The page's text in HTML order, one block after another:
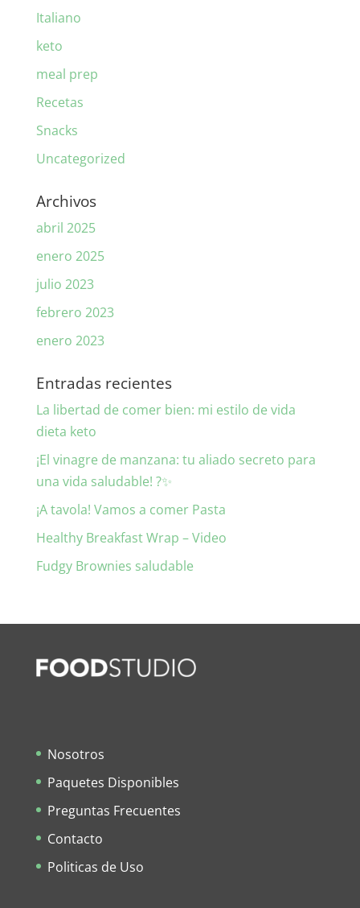
Italiano
keto
meal prep
Recetas
Snacks
Uncategorized
Archivos
abril 2025
enero 2025
julio 2023
febrero 2023
enero 2023
Entradas recientes
La libertad de comer bien: mi estilo de vida
dieta keto
¡El vinagre de manzana: tu aliado secreto para
una vida saludable! ?✨
¡A tavola! Vamos a comer Pasta
Healthy Breakfast Wrap – Video
Fudgy Brownies saludable
Nosotros
Paquetes Disponibles
Preguntas Frecuentes
Contacto
Politicas de Uso